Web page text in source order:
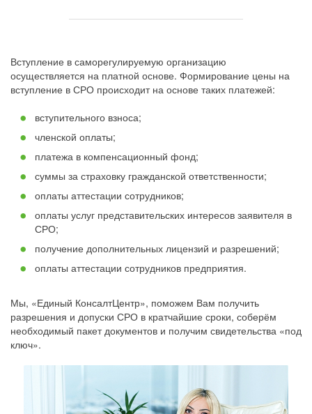
Вступление в саморегулируемую организацию
осуществляется на платной основе. Формирование цены на
вступление в СРО происходит на основе таких платежей:
вступительного взноса;
членской оплаты;
платежа в компенсационный фонд;
суммы за страховку гражданской ответственности;
оплаты аттестации сотрудников;
оплаты услуг представительских интересов заявителя в
СРО;
получение дополнительных лицензий и разрешений;
оплаты аттестации сотрудников предприятия.
Мы, «Единый КонсалтЦентр», поможем Вам получить
разрешения и допуски СРО в кратчайшие сроки, соберём
необходимый пакет документов и получим свидетельства «под
ключ».